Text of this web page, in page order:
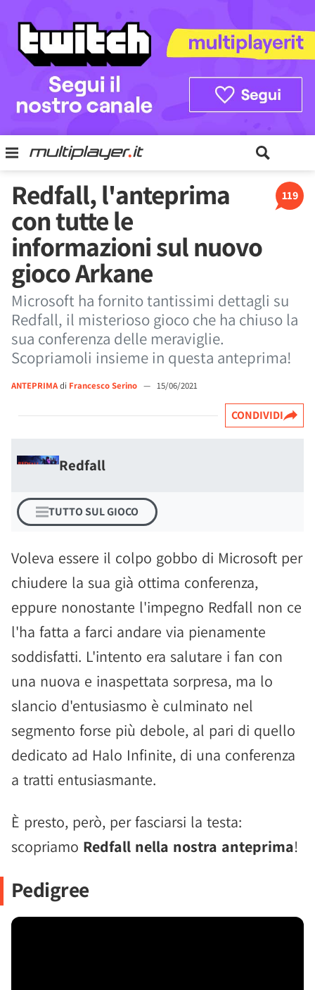
119
Redfall, l'anteprima
con tutte le
informazioni sul nuovo
gioco Arkane
Microsoft ha fornito tantissimi dettagli su
Redfall, il misterioso gioco che ha chiuso la
sua conferenza delle meraviglie.
Scopriamoli insieme in questa anteprima!
ANTEPRIMAdi Francesco Serino — 15/06/2021
CONDIVIDI
Redfall
TUTTO SUL GIOCO
Voleva essere il colpo gobbo di Microsoft per
chiudere la sua già ottima conferenza,
eppure nonostante l'impegno Redfall non ce
l'ha fatta a farci andare via pienamente
soddisfatti. L'intento era salutare i fan con
una nuova e inaspettata sorpresa, ma lo
slancio d'entusiasmo è culminato nel
segmento forse più debole, al pari di quello
dedicato ad Halo Infinite, di una conferenza
a tratti entusiasmante.
È presto, però, per fasciarsi la testa:
scopriamo Redfall nella nostra anteprima!
Pedigree